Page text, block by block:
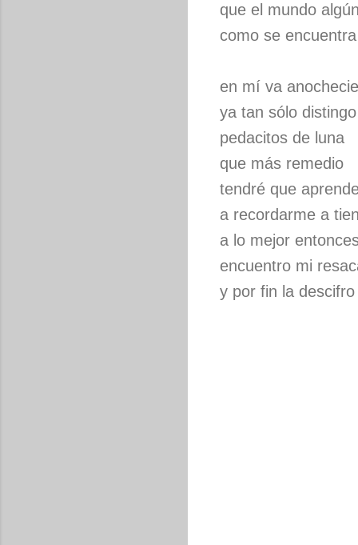
que el mundo
como se
en mí va
ya tan sólo distingo
pedacitos de luna
que más remedio
tendré que
a recordarme a
a lo mejor
encuentro mi
y por fin la descifro